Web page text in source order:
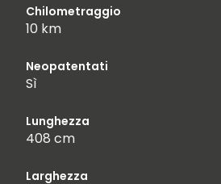
Chilometraggio
10 km
Neopatentati
Sì
Lunghezza
408 cm
Larghezza